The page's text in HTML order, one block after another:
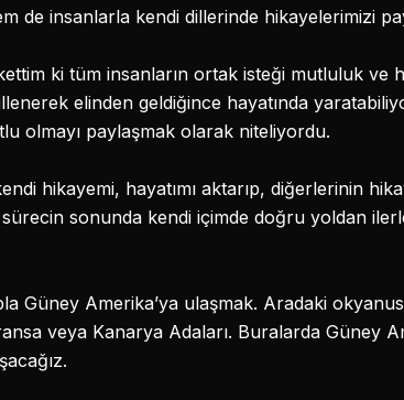
de insanlarla kendi dillerinde hikayelerimizi
ki tüm insanların ortak isteği mutluluk ve
elinden geldiğince hayatında
olmayı paylaşmak olarak niteliyordu.
hikayemi, hayatımı aktarıp, diğerlerinin
sonunda kendi içimde doğru yoldan
Güney Amerika’ya ulaşmak. Aradaki
veya Kanarya Adaları. Buralarda Güney